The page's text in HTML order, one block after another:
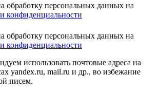
обработку персональных данных на
конфиденциальности
обработку персональных данных на
конфиденциальности
использовать почтовые адреса на
yandex.ru, mail.ru и др., во избежание
писем.